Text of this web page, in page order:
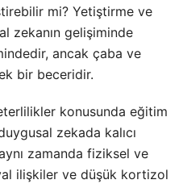
mi? Yetiştirme ve
zekanın gelişiminde
ancak çaba ve
bir beceridir.
konusunda eğitim
zekada kalıcı
zamanda fiziksel ve
ilişkiler ve düşük kortizol